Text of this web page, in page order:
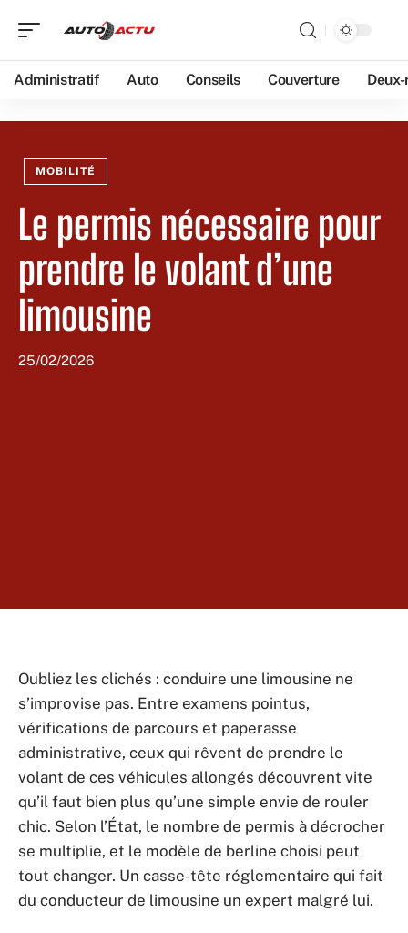
Administratif Auto Conseils Couverture
MOBILITÉ
Le permis nécessaire pour
prendre le volant d’une
limousine
25/02/2026
Oubliez les clichés : conduire une limousine ne
s’improvise pas. Entre examens pointus,
vérifications de parcours et paperasse
administrative, ceux qui rêvent de prendre le
volant de ces véhicules allongés découvrent vite
qu’il faut bien plus qu’une simple envie de rouler
chic. Selon l’État, le nombre de permis à décrocher
se multiplie, et le modèle de berline choisi peut
tout changer. Un casse-tête réglementaire qui fait
du conducteur de limousine un expert malgré lui.